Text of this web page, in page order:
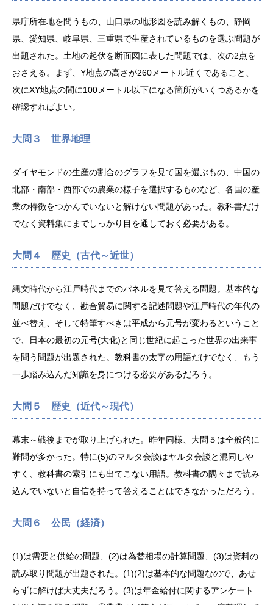
県庁所在地を問うもの、山口県の地形図を読み解くもの、静岡
県、愛知県、岐阜県、三重県で生産されているものを選ぶ問題が
出題された。土地の起伏を断面図に表した問題では、次の2点を
おさえる。まず、Y地点の高さが260メートル近くであること、
次にXY地点の間に100メートル以下になる箇所がいくつあるかを
確認すればよい。
大問３ 世界地理
ダイヤモンドの生産の割合のグラフを見て国を選ぶもの、中国の
北部・南部・西部での農業の様子を選択するものなど、各国の産
業の特徴をつかんでいないと解けない問題があった。教科書だけ
でなく資料集にまでしっかり目を通しておく必要がある。
大問４ 歴史（古代～近世）
縄文時代から江戸時代までのパネルを見て答える問題。基本的な
問題だけでなく、勘合貿易に関する記述問題や江戸時代の年代の
並べ替え、そして特筆すべきは平成から元号が変わるということ
で、日本の最初の元号(大化)と同じ世紀に起こった世界の出来事
を問う問題が出題された。教科書の太字の用語だけでなく、もう
一歩踏み込んだ知識を身につける必要があるだろう。
大問５ 歴史（近代～現代）
幕末～戦後までが取り上げられた。昨年同様、大問５は全般的に
難問が多かった。特に(5)のマルタ会談はヤルタ会談と混同しや
すく、教科書の索引にも出てこない用語。教科書の隅々まで読み
込んでいないと自信を持って答えることはできなかっただろう。
大問６ 公民（経済）
(1)は需要と供給の問題、(2)は為替相場の計算問題、(3)は資料の
読み取り問題が出題された。(1)(2)は基本的な問題なので、あせ
らずに解けば大丈夫だろう。(3)は年金給付に関するアンケート